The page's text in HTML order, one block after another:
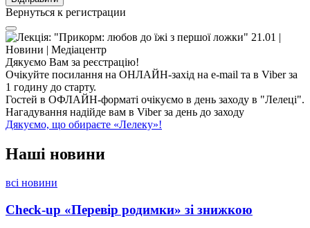
Вернуться к регистрации
Дякуємо Вам за реєстрацію!
Очікуйте посилання на ОНЛАЙН-захід на e-mail та в Viber за
1 годину до старту.
Гостей в ОФЛАЙН-форматі очікуємо в день заходу в "Лелеці".
Нагадування надійде вам в Viber за день до заходу
Дякуємо, що обираєте «Лелеку»!
Наші новини
всі новини
Check-up «Перевір родимки» зі знижкою